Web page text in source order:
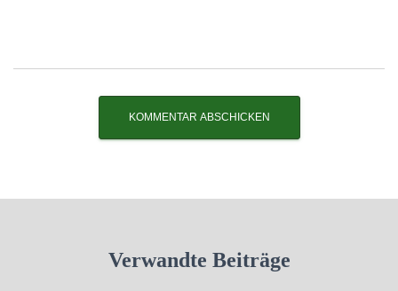
Verwandte Beiträge